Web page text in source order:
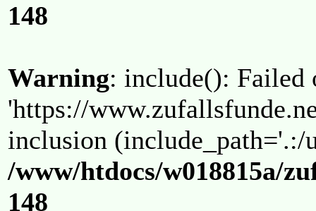
148
Warning: include(): Failed
'https://
inclusion (include_path='.:/
/www/htdocs/w018815a/
148